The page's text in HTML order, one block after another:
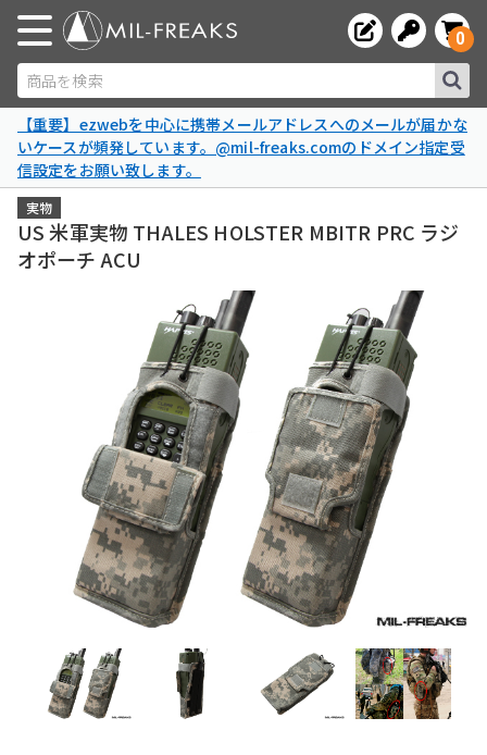
商品を検索
0
【重要】ezwebを中心に携帯メールアドレスへのメールが届かな
いケースが頻発しています。@mil-freaks.comのドメイン指定受
信設定をお願い致します。
実物
US 米軍実物 THALES HOLSTER MBITR PRC ラジ
オポーチ ACU